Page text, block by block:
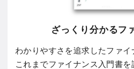
ざっくり分かるフ
わかりやすさを追求したファイ
これまでファイナンス入門書